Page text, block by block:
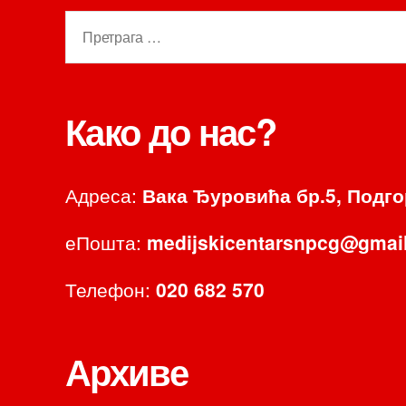
Како до нас?
Адреса: Вака Ђуровића бр.5,
еПошта:
Телефон: 020 682 570
Архиве